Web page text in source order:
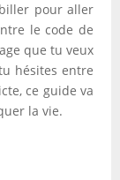
pour aller
le code de
que tu veux
hésites entre
ce guide va
la vie.